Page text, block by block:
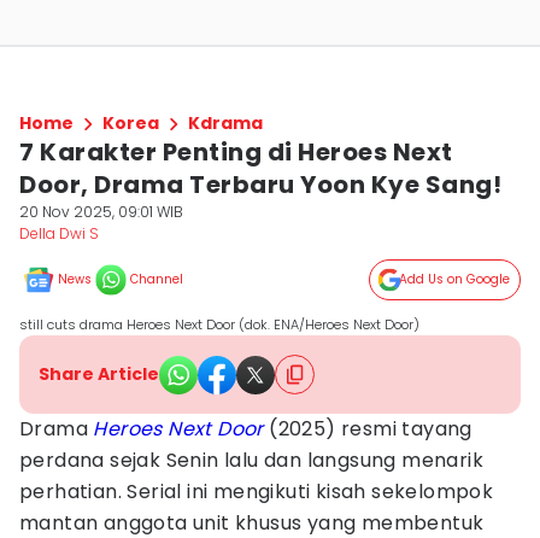
Home Korea Kdrama
7 Karakter Penting di Heroes Next
Door, Drama Terbaru Yoon Kye Sang!
20 Nov 2025, 09:01 WIB
Della Dwi S
News Channel Add Us on Google
still cuts drama Heroes Next Door (dok. ENA/Heroes Next Door)
Share Article
Drama Heroes Next Door(2025) resmi tayang
perdana sejak Senin lalu dan langsung menarik
perhatian. Serial ini mengikuti kisah sekelompok
mantan anggota unit khusus yang membentuk